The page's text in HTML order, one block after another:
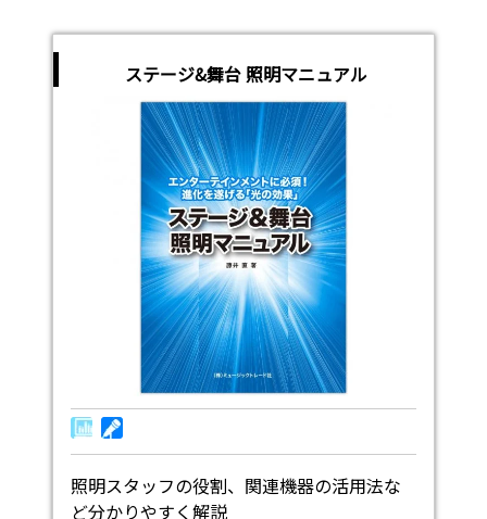
ステージ&舞台 照明マニュアル
照明スタッフの役割、関連機器の活用法な
ど分かりやすく解説